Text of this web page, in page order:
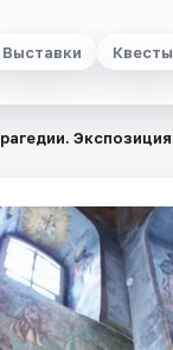
Выставки Квесты
Экспозиция